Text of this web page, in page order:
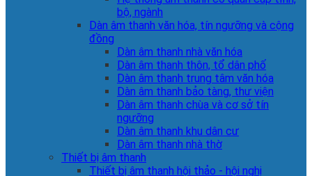
bộ, ngành
Dàn âm thanh văn hóa, tín ngưỡng và cộng
đồng
Dàn âm thanh nhà văn hóa
Dàn âm thanh thôn, tổ dân phố
Dàn âm thanh trung tâm văn hóa
Dàn âm thanh bảo tàng, thư viện
Dàn âm thanh chùa và cơ sở tín
ngưỡng
Dàn âm thanh khu dân cư
Dàn âm thanh nhà thờ
Thiết bị âm thanh
Thiết bị âm thanh hội thảo - hội nghị